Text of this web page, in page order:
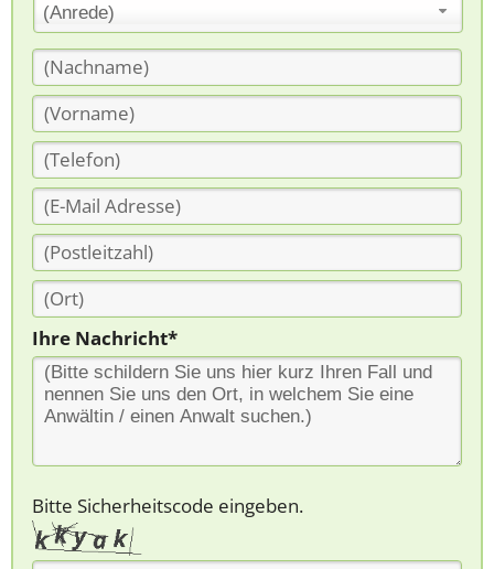
(Anrede)
Ihre Nachricht*
Bitte Sicherheitscode eingeben.